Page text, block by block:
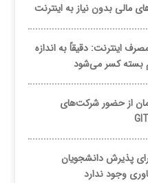
مالی بدون نیاز به اینترنت
اینترنت: دقیقاً به اندازه
بسته کسر می‌شود
میلیون تومان از حضور شرکت‌های
پذیرش دانشجویان
وجود ندارد